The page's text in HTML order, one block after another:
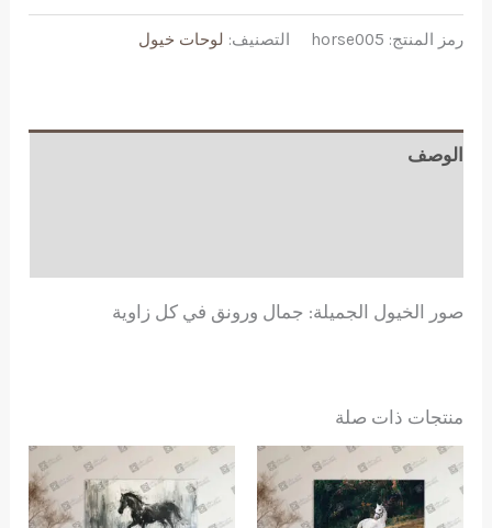
الخيول
في
رمز المنتج: horse005 التصنيف: لوحات خيول
الوصف
صور الخيول الجميلة: جمال ورونق في كل زاوية
منتجات ذات صلة